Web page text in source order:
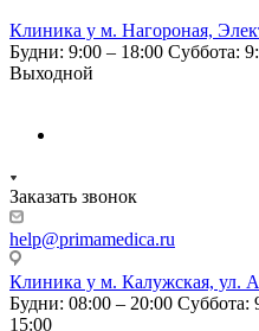
Клиника у м. Нагороная,
Будни: 9:00 – 18:00 Суббота:
Выходной
Заказать звонок
help@primamedica.ru
Клиника у м. Калужская, ул.
Будни: 08:00 – 20:00 Суббота:
15:00